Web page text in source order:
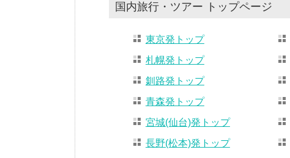
国内旅行・ツアー トップページ
東京発トップ
札幌発トップ
釧路発トップ
青森発トップ
宮城(仙台)発トップ
長野(松本)発トップ